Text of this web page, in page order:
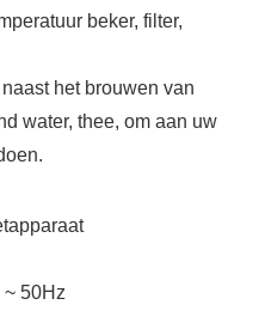
beker, filter,
het brouwen van
water, thee, om aan uw
50Hz